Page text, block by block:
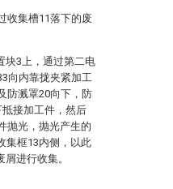
收集槽11落下的废
块3上，通过第二电
向内靠拢夹紧加工
防溅罩20向下，防
接加工件，然后
抛光，抛光产生的
集框13内侧，以此
进行收集。